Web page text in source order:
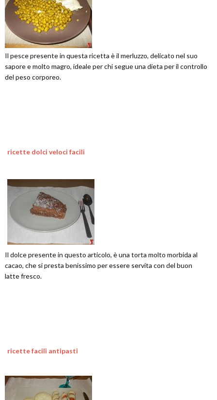
Il pesce presente in questa ricetta è il merluzzo, delicato nel suo
sapore e molto magro, ideale per chi segue una dieta per il controllo
del peso corporeo.
ricette dolci veloci facili
Il dolce presente in questo articolo, è una torta molto morbida al
cacao, che si presta benissimo per essere servita con del buon
latte fresco.
ricette facili antipasti